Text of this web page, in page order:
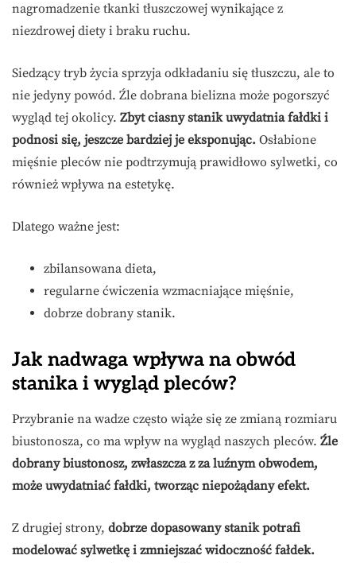
nagromadzenie tkanki tłuszczowej wynikające z
niezdrowej diety i braku ruchu.
Siedzący tryb życia sprzyja odkładaniu się tłuszczu, ale to
nie jedyny powód. Źle dobrana bielizna może pogorszyć
wygląd tej okolicy. Zbyt ciasny stanik uwydatnia fałdki i
podnosi się, jeszcze bardziej je eksponując. Osłabione
mięśnie pleców nie podtrzymują prawidłowo sylwetki, co
również wpływa na estetykę.
Dlatego ważne jest:
zbilansowana dieta,
regularne ćwiczenia wzmacniające mięśnie,
dobrze dobrany stanik.
Jak nadwaga wpływa na obwód
stanika i wygląd pleców?
Przybranie na wadze często wiąże się ze zmianą rozmiaru
biustonosza, co ma wpływ na wygląd naszych pleców. Źle
dobrany biustonosz, zwłaszcza z za luźnym obwodem,
może uwydatniać fałdki, tworząc niepożądany efekt.
Z drugiej strony, dobrze dopasowany stanik potrafi
modelować sylwetkę i zmniejszać widoczność fałdek.